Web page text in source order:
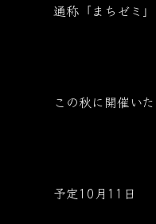
通称「まちゼミ」
この秋に開催いた
予定10月11日